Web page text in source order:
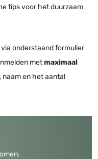
tips voor het duurzaam
onderstaand formulier
metmaximaal
naam en het aantal